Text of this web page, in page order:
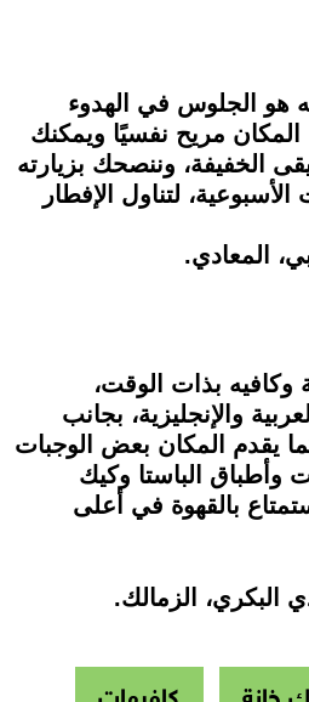
هو الجلوس في الهدوء
مريح نفسيًا ويمكنك
الخفيفة، وننصحك بزيارته
لتناول الإفطار
وكافيه بذات الوقت،
والإنجليزية، بجانب
يقدم المكان بعض الوجبات
وأطباق الباستا وكيك
بالقهوة في أعلى
خانة كافيهات